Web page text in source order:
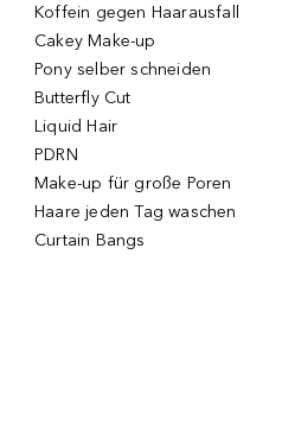
Koffein gegen Haarausfall
Cakey Make-up
Pony selber schneiden
Butterfly Cut
Liquid Hair
PDRN
Make-up für große Poren
Haare jeden Tag waschen
Curtain Bangs